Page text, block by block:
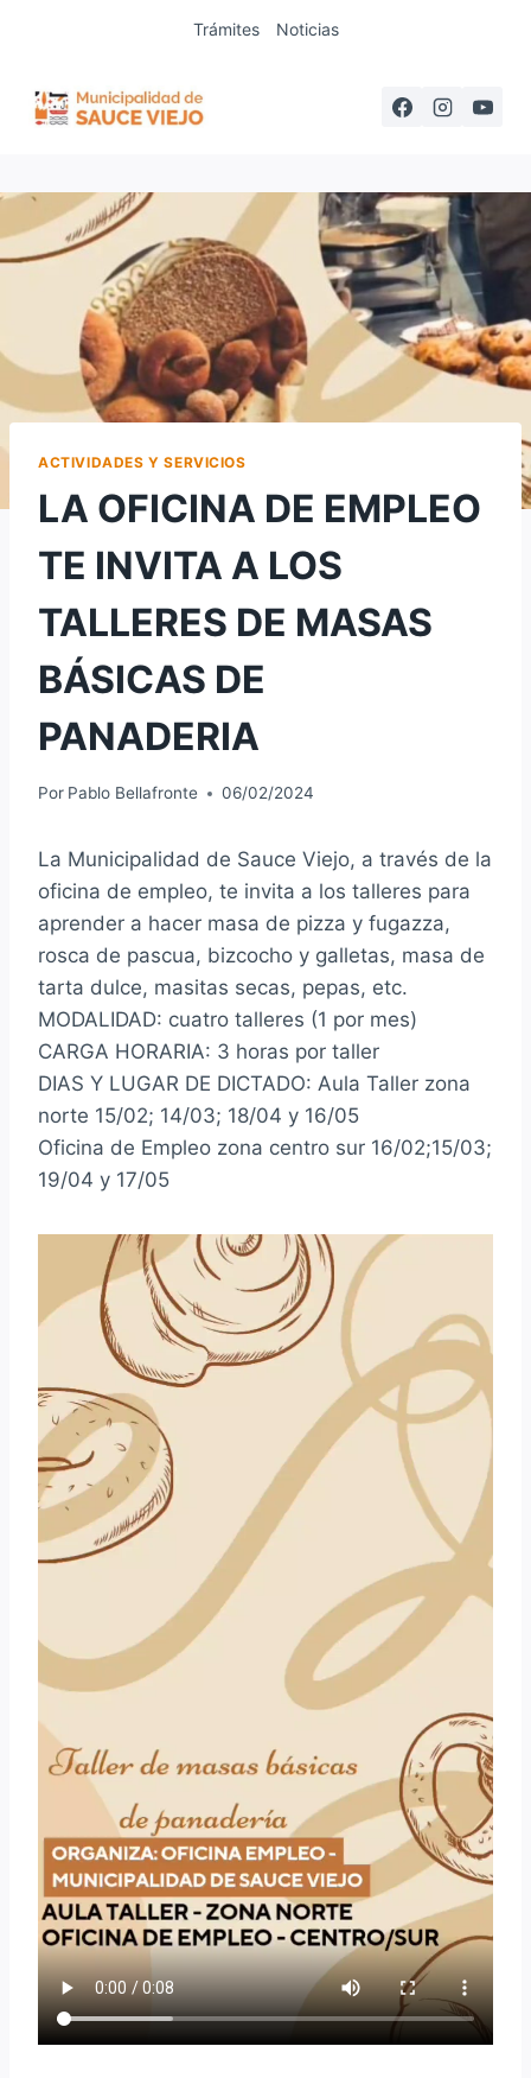
Trámites Noticias
ACTIVIDADES Y SERVICIOS
LA OFICINA DE EMPLEO
TE INVITA A LOS
TALLERES DE MASAS
BÁSICAS DE
PANADERIA
Por Pablo Bellafronte 06/02/2024
La Municipalidad de Sauce Viejo, a través de la
oficina de empleo, te invita a los talleres para
aprender a hacer masa de pizza y fugazza,
rosca de pascua, bizcocho y galletas, masa de
tarta dulce, masitas secas, pepas, etc.
MODALIDAD: cuatro talleres (1 por mes)
CARGA HORARIA: 3 horas por taller
DIAS Y LUGAR DE DICTADO: Aula Taller zona
norte 15/02; 14/03; 18/04 y 16/05
Oficina de Empleo zona centro sur 16/02;15/03;
19/04 y 17/05